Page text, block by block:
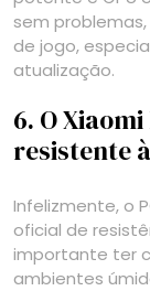
sem
de jogo,
atualização.
6. O
resistente
Infelizmente, o
oficial de
importante ter
ambientes